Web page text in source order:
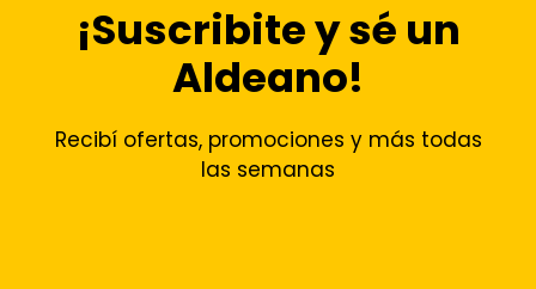
¡Suscribite y sé un
Aldeano!
Recibí ofertas, promociones y más todas
las semanas